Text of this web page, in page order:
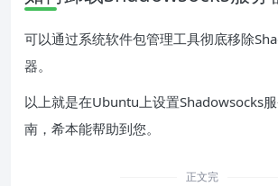
可以通过系统软件包管理工具彻底移除
器。
以上就是在Ubuntu上设置Shadowsocks
南，希本能帮助到您。
正文完